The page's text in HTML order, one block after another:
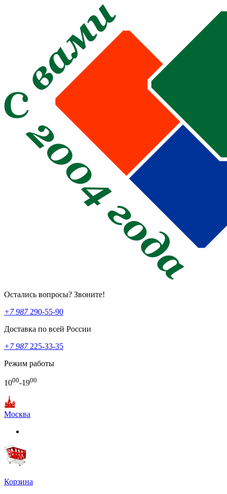
Остались вопросы? Звоните!
+7 987290-55-90
Доставка по всей России
+7 987225-33-35
Режим работы
1000-1900
Москва
Корзина